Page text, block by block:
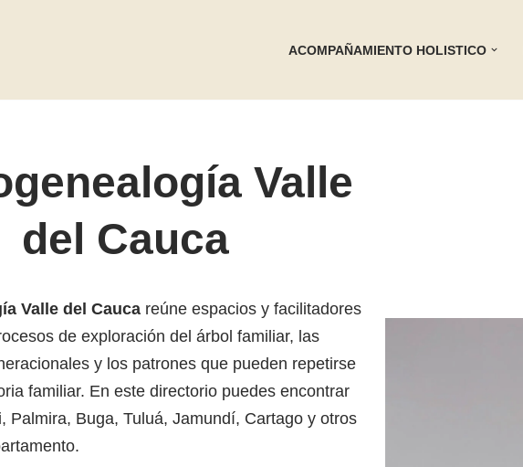
ACOMPAÑAMIENTO HOLISTICO
Valle
del Cauca
Valle del Cauca reúne espacios y facilitadores
de exploración del árbol familiar, las
y los patrones que pueden repetirse
familiar. En este directorio puedes encontrar
Palmira, Buga, Tuluá, Jamundí, Cartago y otros